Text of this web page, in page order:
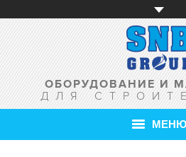
ОБОРУДОВАНИЕ И
ДЛЯ
МЕНЮ